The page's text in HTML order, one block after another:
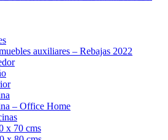
auxiliares – Rebajas 2022
– Office Home
x 70 cms